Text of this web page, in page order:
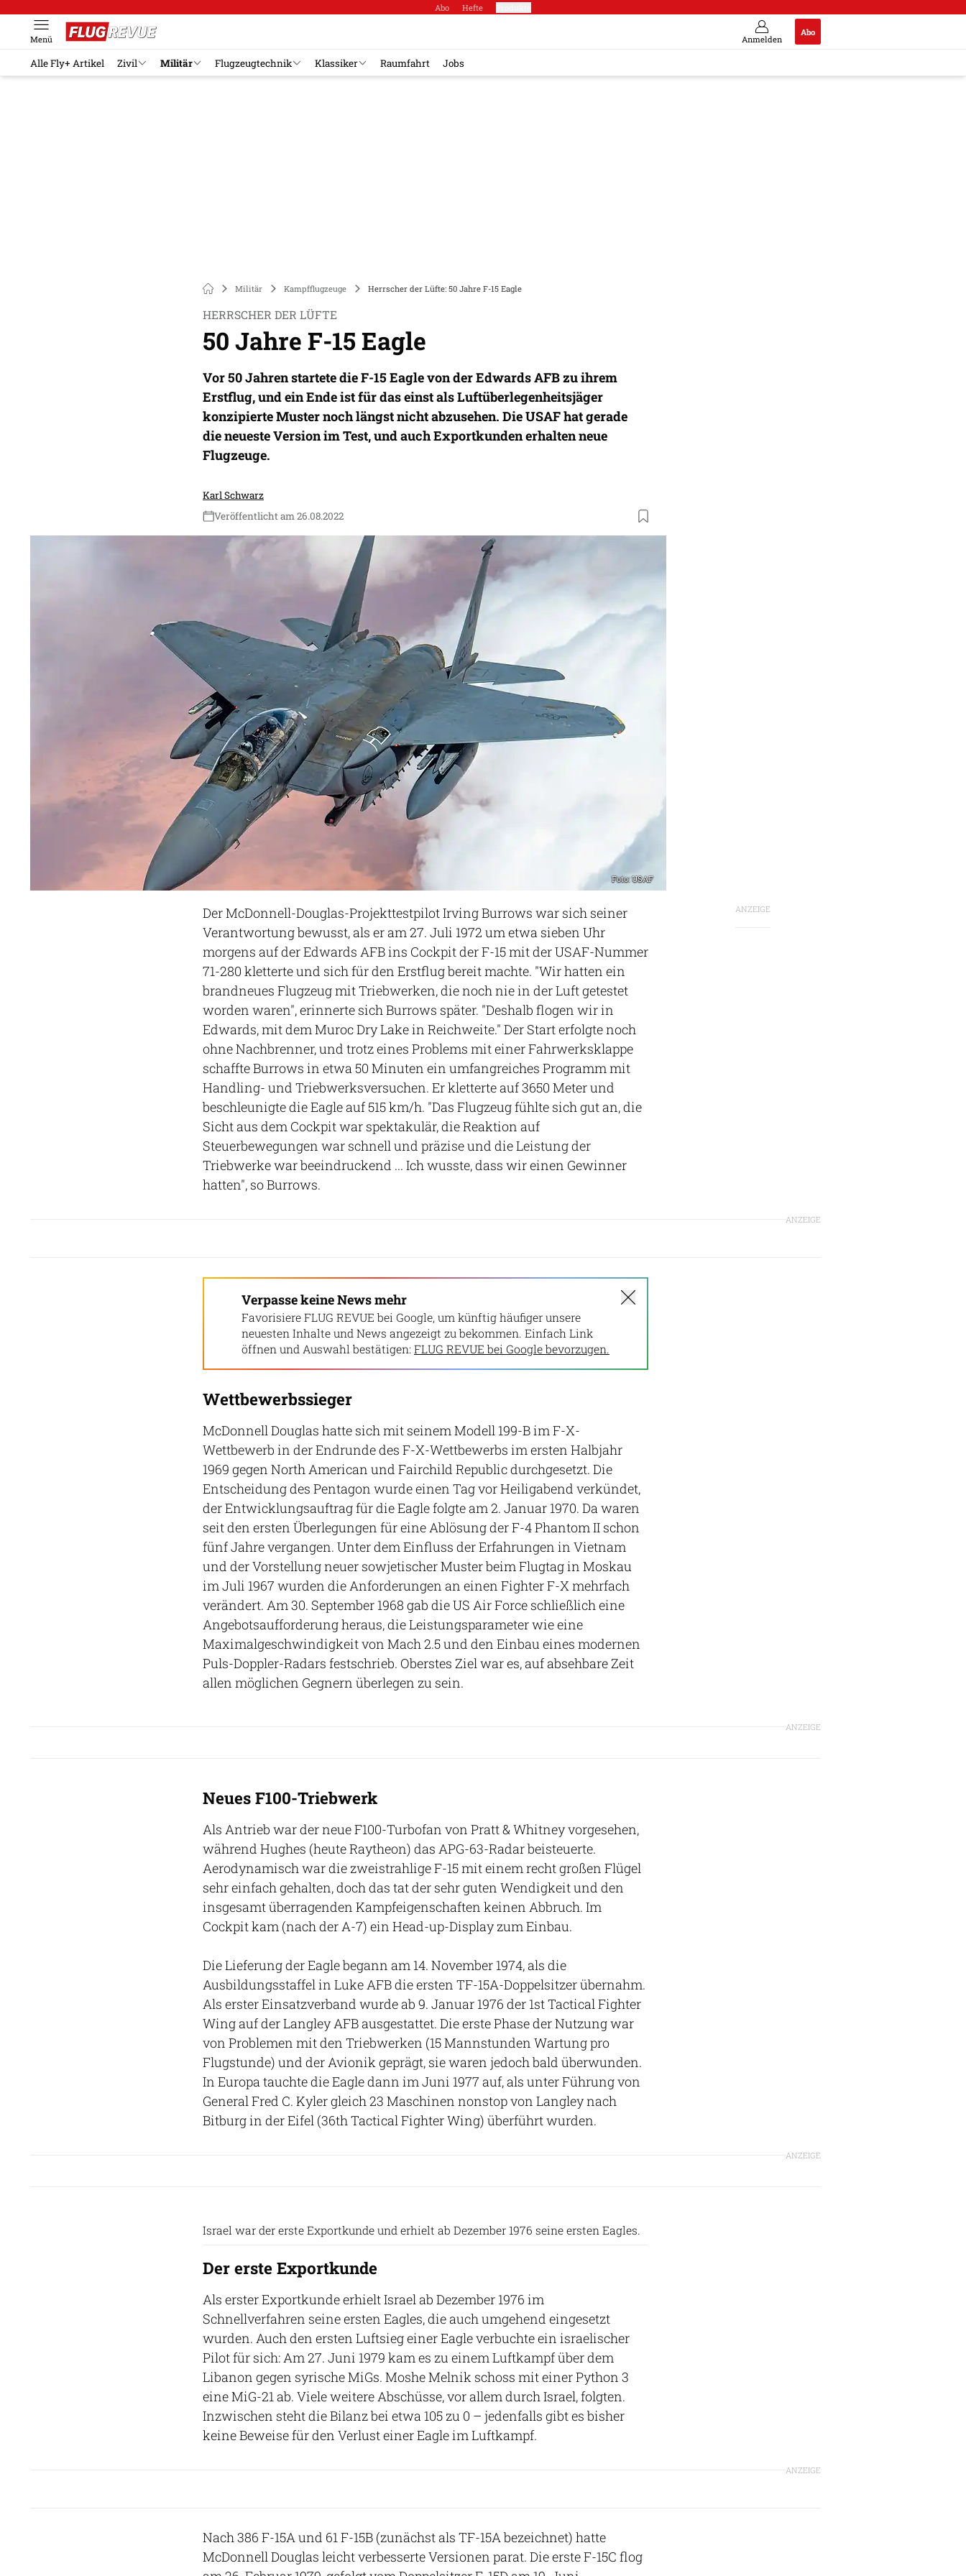
Abo Hefte
Anmelden
Abo
Menü
Alle Fly+ Artikel Zivil Militär Flugzeugtechnik Klassiker Raumfahrt Jobs
Militär Kampfflugzeuge Herrscher der Lüfte: 50 Jahre F-15 Eagle
HERRSCHER DER LÜFTE
50 Jahre F-15 Eagle
Vor 50 Jahren startete die F-15 Eagle von der Edwards AFB zu ihrem
Erstflug, und ein Ende ist für das einst als Luftüberlegenheitsjäger
konzipierte Muster noch längst nicht abzusehen. Die USAF hat gerade
die neueste Version im Test, und auch Exportkunden erhalten neue
Flugzeuge.
Karl Schwarz
Veröffentlicht am 26.08.2022
Foto: USAF
ANZEIGE
Der McDonnell-Douglas-Projekttestpilot Irving Burrows war sich seiner
Verantwortung bewusst, als er am 27. Juli 1972 um etwa sieben Uhr
morgens auf der Edwards AFB ins Cockpit der F-15 mit der USAF-Nummer
71-280 kletterte und sich für den Erstflug bereit machte. "Wir hatten ein
brandneues Flugzeug mit Triebwerken, die noch nie in der Luft getestet
worden waren", erinnerte sich Burrows später. "Deshalb flogen wir in
Edwards, mit dem Muroc Dry Lake in Reichweite." Der Start erfolgte noch
ohne Nachbrenner, und trotz eines Problems mit einer Fahrwerksklappe
schaffte Burrows in etwa 50 Minuten ein umfangreiches Programm mit
Handling- und Triebwerksversuchen. Er kletterte auf 3650 Meter und
beschleunigte die Eagle auf 515 km/h. "Das Flugzeug fühlte sich gut an, die
Sicht aus dem Cockpit war spektakulär, die Reaktion auf
Steuerbewegungen war schnell und präzise und die Leistung der
Triebwerke war beeindruckend ... Ich wusste, dass wir einen Gewinner
hatten", so Burrows.
ANZEIGE
Verpasse keine News mehr
Favorisiere FLUG REVUE bei Google, um künftig häufiger unsere
neuesten Inhalte und News angezeigt zu bekommen. Einfach Link
öffnen und Auswahl bestätigen: FLUG REVUE bei Google bevorzugen.
Wettbewerbssieger
McDonnell Douglas hatte sich mit seinem Modell 199-B im F-X-
Wettbewerb in der Endrunde des F-X-Wettbewerbs im ersten Halbjahr
1969 gegen North American und Fairchild Republic durchgesetzt. Die
Entscheidung des Pentagon wurde einen Tag vor Heiligabend verkündet,
der Entwicklungsauftrag für die Eagle folgte am 2. Januar 1970. Da waren
seit den ersten Überlegungen für eine Ablösung der F-4 Phantom II schon
fünf Jahre vergangen. Unter dem Einfluss der Erfahrungen in Vietnam
und der Vorstellung neuer sowjetischer Muster beim Flugtag in Moskau
im Juli 1967 wurden die Anforderungen an einen Fighter F-X mehrfach
verändert. Am 30. September 1968 gab die US Air Force schließlich eine
Angebotsaufforderung heraus, die Leistungsparameter wie eine
Maximalgeschwindigkeit von Mach 2.5 und den Einbau eines modernen
Puls-Doppler-Radars festschrieb. Oberstes Ziel war es, auf absehbare Zeit
allen möglichen Gegnern überlegen zu sein.
ANZEIGE
Neues F100-Triebwerk
Als Antrieb war der neue F100-Turbofan von Pratt & Whitney vorgesehen,
während Hughes (heute Raytheon) das APG-63-Radar beisteuerte.
Aerodynamisch war die zweistrahlige F-15 mit einem recht großen Flügel
sehr einfach gehalten, doch das tat der sehr guten Wendigkeit und den
insgesamt überragenden Kampfeigenschaften keinen Abbruch. Im
Cockpit kam (nach der A-7) ein Head-up-Display zum Einbau.
Die Lieferung der Eagle begann am 14. November 1974, als die
Ausbildungsstaffel in Luke AFB die ersten TF-15A-Doppelsitzer übernahm.
Als erster Einsatzverband wurde ab 9. Januar 1976 der 1st Tactical Fighter
Wing auf der Langley AFB ausgestattet. Die erste Phase der Nutzung war
von Problemen mit den Triebwerken (15 Mannstunden Wartung pro
Flugstunde) und der Avionik geprägt, sie waren jedoch bald überwunden.
In Europa tauchte die Eagle dann im Juni 1977 auf, als unter Führung von
General Fred C. Kyler gleich 23 Maschinen nonstop von Langley nach
Bitburg in der Eifel (36th Tactical Fighter Wing) überführt wurden.
ANZEIGE
Israel war der erste Exportkunde und erhielt ab Dezember 1976 seine ersten Eagles.
Der erste Exportkunde
Als erster Exportkunde erhielt Israel ab Dezember 1976 im
Schnellverfahren seine ersten Eagles, die auch umgehend eingesetzt
wurden. Auch den ersten Luftsieg einer Eagle verbuchte ein israelischer
Pilot für sich: Am 27. Juni 1979 kam es zu einem Luftkampf über dem
Libanon gegen syrische MiGs. Moshe Melnik schoss mit einer Python 3
eine MiG-21 ab. Viele weitere Abschüsse, vor allem durch Israel, folgten.
Inzwischen steht die Bilanz bei etwa 105 zu 0 – jedenfalls gibt es bisher
keine Beweise für den Verlust einer Eagle im Luftkampf.
ANZEIGE
Nach 386 F-15A und 61 F-15B (zunächst als TF-15A bezeichnet) hatte
McDonnell Douglas leicht verbesserte Versionen parat. Die erste F-15C flog